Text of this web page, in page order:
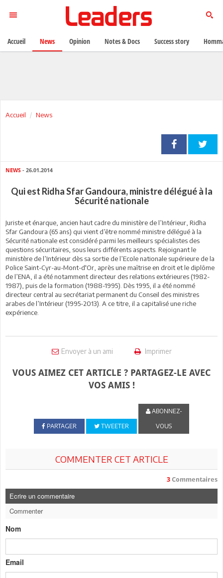
Accueil News
NEWS - 26.01.2014
Qui est Ridha Sfar Gandoura, ministre délégué à la
Sécurité nationale
Juriste et énarque, ancien haut cadre du ministère de l’Intérieur, Ridha
Sfar Gandoura (65 ans) qui vient d’être nommé ministre délégué à la
Sécurité nationale est considéré parmi les meilleurs spécialistes des
questions sécuritaires, sous leurs différents aspects. Rejoignant le
ministère de l’Intérieur dès sa sortie de l’Ecole nationale supérieure de la
Police Saint-Cyr-au-Mont-d'Or, après une maîtrise en droit et le diplôme
de l’ENA, il a été notamment directeur des relations extérieures (1982-
1987), puis de la formation (1988-1995). Dès 1995, il a été nommé
directeur central au secrétariat permanent du Conseil des ministres
arabes de l’Intérieur (1995-2013). A ce titre, il a capitalisé une riche
expérience.
Envoyer à un ami Imprimer
VOUS AIMEZ CET ARTICLE ? PARTAGEZ-LE AVEC
VOS AMIS !
PARTAGER TWEETER
ABONNEZ-
VOUS
COMMENTER CET ARTICLE
3 Commentaires
Ecrire un commentaire
Commenter
Nom
Email
Accueil News Opinion Notes & Docs Success story